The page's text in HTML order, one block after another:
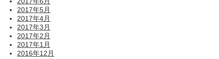
2017年5月
2017年4月
2017年3月
2017年2月
2017年1月
2016年12月